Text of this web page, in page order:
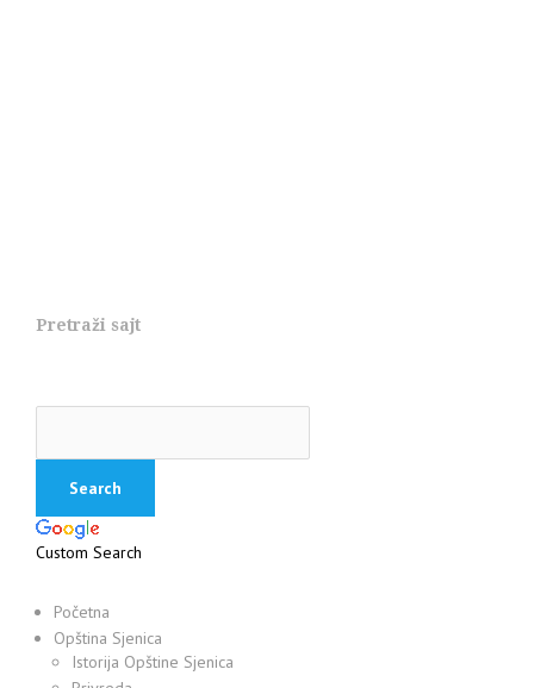
Pretraži sajt
Custom Search
Početna
Opština Sjenica
Istorija Opštine Sjenica